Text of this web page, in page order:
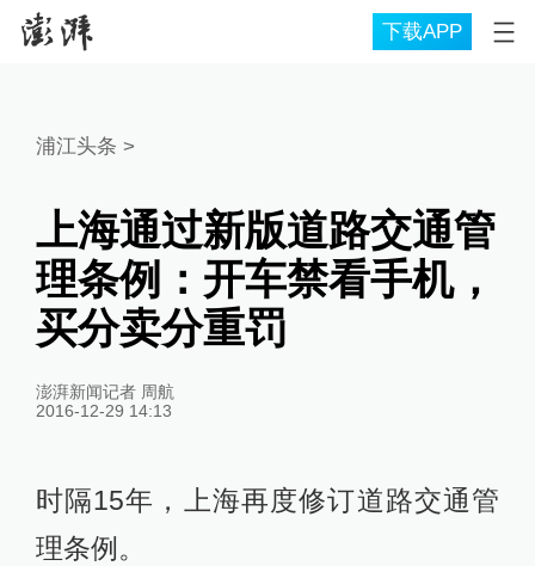
下载APP
浦江头条 >
上海通过新版道路交通管
理条例：开车禁看手机，
买分卖分重罚
澎湃新闻记者 周航
2016-12-29 14:13
时隔15年，上海再度修订道路交通管
理条例。